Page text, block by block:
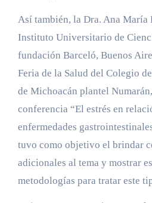
Así también, la Dra. Ana María
Instituto Universitario de
fundación Barceló, Buenos
Feria de la Salud del Colegio
de Michoacán plantel
conferencia “El estrés en
enfermedades
tuvo como objetivo el brindar
adicionales al tema y mostrar
metodologías para tratar este